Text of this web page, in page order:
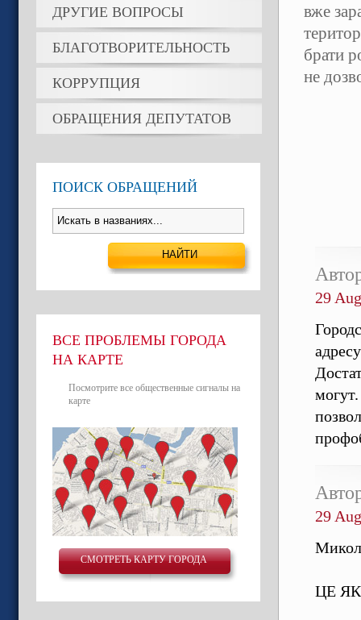
ДРУГИЕ ВОПРОСЫ
БЛАГОТВОРИТЕЛЬНОСТЬ
КОРРУПЦИЯ
ОБРАЩЕНИЯ ДЕПУТАТОВ
ПОИСК ОБРАЩЕНИЙ
ВСЕ ПРОБЛЕМЫ ГОРОДА
НА КАРТЕ
Посмотрите все общественные сигналы на
карте
СМОТРЕТЬ КАРТУ ГОРОДА
вже
брати
не
29
29
ЦЕ